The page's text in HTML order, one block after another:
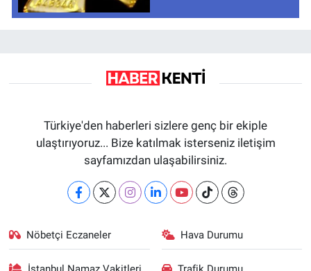
Türkiye'den haberleri sizlere genç bir ekiple
ulaştırıyoruz... Bize katılmak isterseniz iletişim
sayfamızdan ulaşabilirsiniz.
Nöbetçi Eczaneler Hava Durumu